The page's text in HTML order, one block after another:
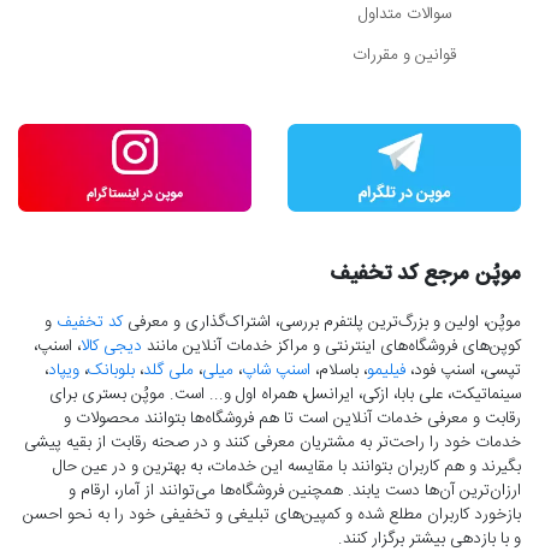
سوالات متداول
قوانین و مقررات
موپُن مرجع کد تخفیف
موپُن، اولین و بزرگ‌ترین پلتفرم بررسی، اشتراک‌گذاری و معرفیکد تخفیف و
کوپن‌های فروشگاه‌های اینترنتی و مراکز خدمات آنلاین مانند دیجی کالا، اسنپ،
تپسی، اسنپ فود، فیلیمو، باسلام، اسنپ شاپ، میلی، ملی گلد، بلوبانک، ویپاد،
سینماتیکت، علی بابا، ازکی، ایرانسل، همراه اول و... است. موپُن بستری برای
رقابت و معرفی خدمات آنلاین است تا هم فروشگاه‌ها بتوانند محصولات و
خدمات خود را راحت‌تر به مشتریان معرفی کنند و در صحنه رقابت از بقیه پیشی
بگیرند و هم کاربران بتوانند با مقایسه این خدمات، به بهترین و در عین حال
ارزان‌ترین آن‌ها دست‌ یابند. همچنین فروشگاه‌ها می‌توانند از آمار، ارقام و
بازخورد کاربران مطلع شده و کمپین‌های تبلیغی و تخفیفی خود را به نحو احسن
و با بازدهی بیشتر برگزار کنند.